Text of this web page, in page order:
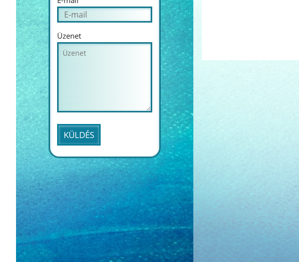
Üzenet